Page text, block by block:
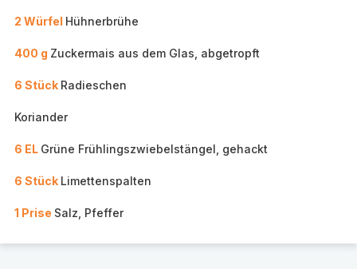
2 Würfel Hühnerbrühe
400 g Zuckermais aus dem Glas, abgetropft
6 Stück Radieschen
Koriander
6 EL Grüne Frühlingszwiebelstängel, gehackt
6 Stück Limettenspalten
1 Prise Salz, Pfeffer